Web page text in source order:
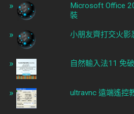
Microsoft Office
裝
小朋友齊打交火影
自然輸入法11 免
ultravnc 遠端遙控